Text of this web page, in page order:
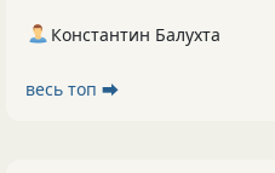
Константин Балухта
весь топ ⮕